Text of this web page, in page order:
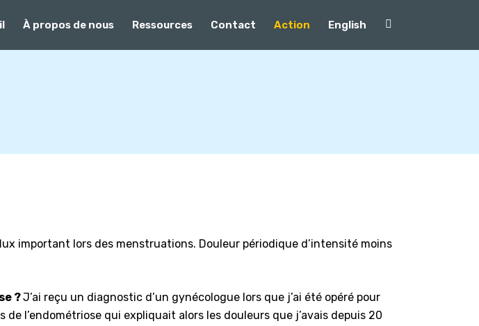
À propos de nous Ressources Contact Action English
important lors des menstruations. Douleur périodique d’intensité moins
?J’ai reçu un diagnostic d’un gynécologue lors que j’ai été opéré pour
de l’endométriose qui expliquait alors les douleurs que j’avais depuis 20